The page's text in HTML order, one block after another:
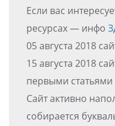
Если вас
ресурсах — инфо
05 августа 2018
15 августа 2018
первыми статьями
Сайт активно
собирается